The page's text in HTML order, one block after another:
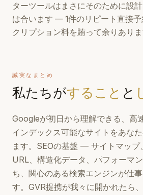
ターツールはまさにそのために設
は合います — 1件のリピート直接
クリプション料を賄って余りありま
誠実なまとめ
私たちがすること と
Googleが初日から理解できる、高
インデックス可能なサイトをあな
ます。SEOの基盤 — サイトマップ
URL、構造化データ、パフォーマ
ち、関心のある検索エンジンが仕
す。GVR提携が我々に開かれたら